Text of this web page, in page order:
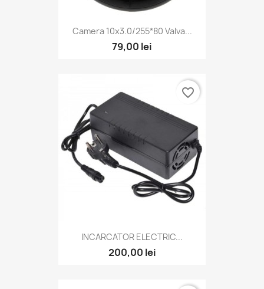
Camera 10x3.0/255*80 Valva...
79,00 lei
INCARCATOR ELECTRIC...
200,00 lei
favorite_border